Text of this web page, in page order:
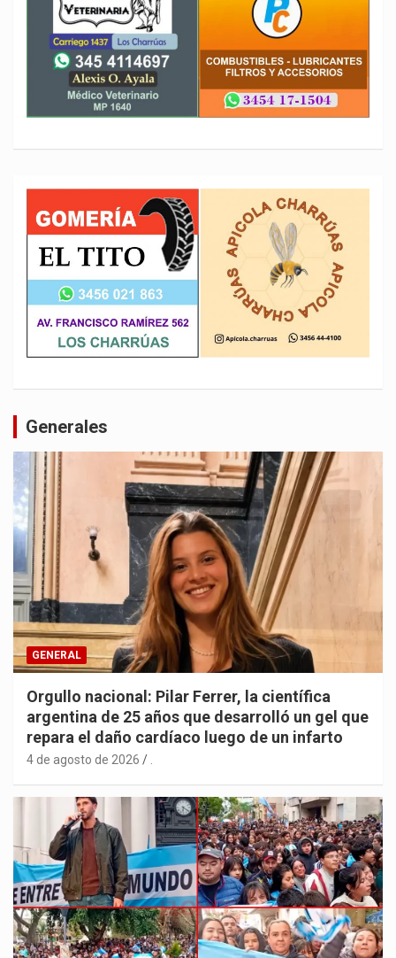
Generales
GENERAL
Orgullo nacional: Pilar Ferrer, la científica
argentina de 25 años que desarrolló un gel que
repara el daño cardíaco luego de un infarto
4 de agosto de 2026 .